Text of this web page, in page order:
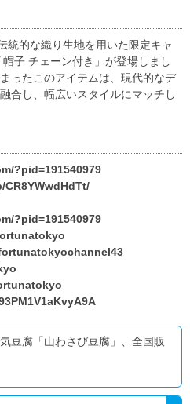
統的な織り生地を用いた限定キャ
子 チェーン付き」が登場しまし
ったこのアイテムは、現代的なデ
合し、幅広いスタイルにマッチし
?pid=191540979
?pid=191540979
豆腐「山わさび豆腐」、全国販